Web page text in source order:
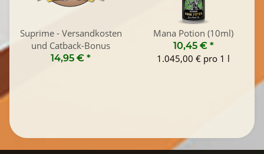
Suprime - Versandkosten
und Catback-Bonus
14,95 € *
Mana Potion (10ml)
10,45 € *
1.045,00 € pro 1 l